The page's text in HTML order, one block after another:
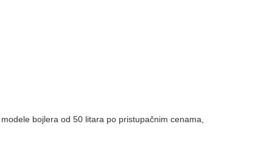
bojlera od 50 litara po pristupačnim cenama,